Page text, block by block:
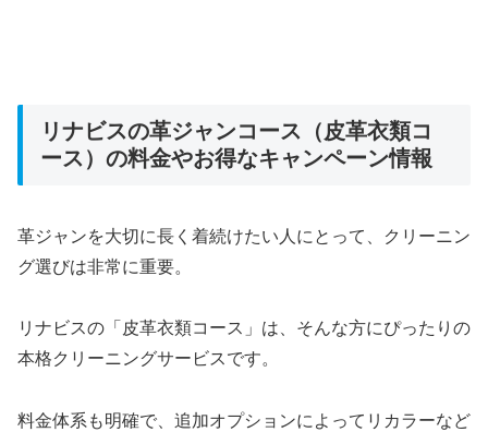
リナビスの革ジャンコース（皮革衣類コ
ース）の料金やお得なキャンペーン情報
革ジャンを大切に長く着続けたい人にとって、クリーニン
グ選びは非常に重要。
リナビスの「皮革衣類コース」は、そんな方にぴったりの
本格クリーニングサービスです。
料金体系も明確で、追加オプションによってリカラーなど